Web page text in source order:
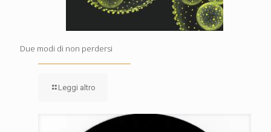
Due modi di non perdersi
Leggi altro